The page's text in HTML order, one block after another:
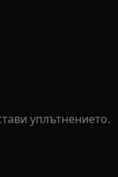
уплътнението.